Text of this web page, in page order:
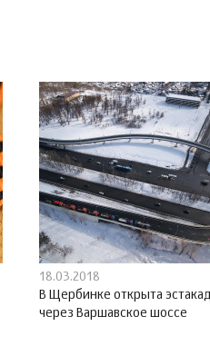
18.03.2018
В Щербинке открыта
через Варшавское шоссе